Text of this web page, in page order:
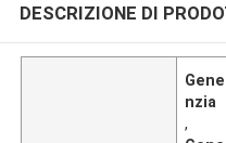
DESCRIZIONE DI
nzia
,